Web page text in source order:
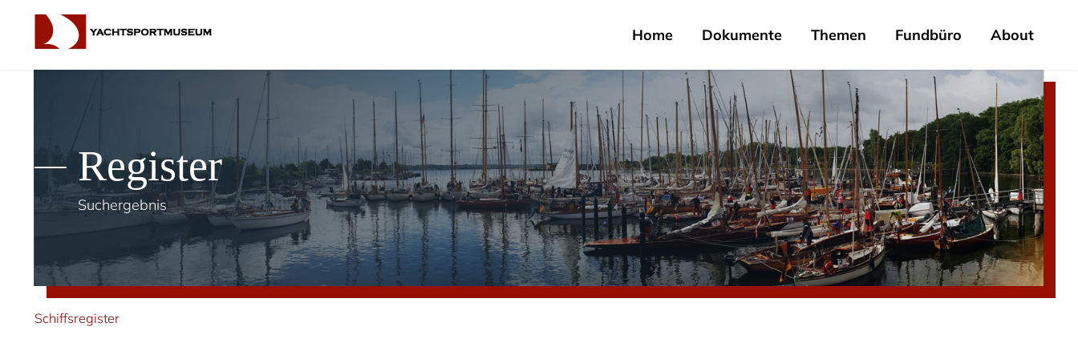
Home Dokumente Themen Fundbüro About
Register
Suchergebnis
Schiffsregister